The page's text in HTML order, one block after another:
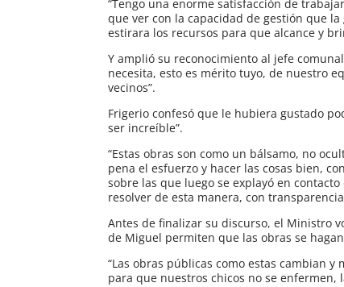
“Tengo una enorme satisfacción de
que ver con la capacidad de gestión que
estirara los recursos para que alcance y
Y amplió su reconocimiento al jefe
necesita, esto es mérito tuyo, de nuestro
vecinos”.
Frigerio confesó que le hubiera gustado
ser increíble”.
“Estas obras son como un bálsamo, no
pena el esfuerzo y hacer las cosas bien,
sobre las que luego se explayó en
resolver de esta manera, con
Antes de finalizar su discurso, el Ministro
de Miguel permiten que las obras se
“Las obras públicas como estas cambian
para que nuestros chicos no se